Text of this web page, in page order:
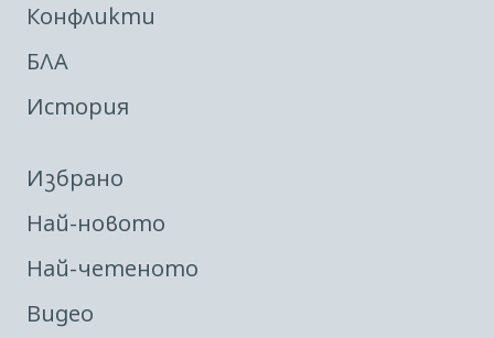
Конфликти
БЛА
История
Избрано
Най-новото
Най-четеното
Видео